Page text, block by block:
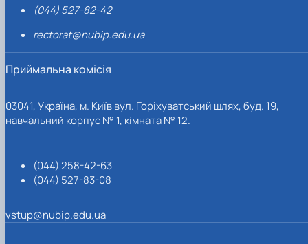
(044) 527-82-42
rectorat@nubip.edu.ua
Приймальна комісія
03041, Україна, м. Київ вул. Горіхуватський шлях, буд. 19,
навчальний корпус № 1, кімната № 12.
(044) 258-42-63
(044) 527-83-08
vstup@nubip.edu.ua